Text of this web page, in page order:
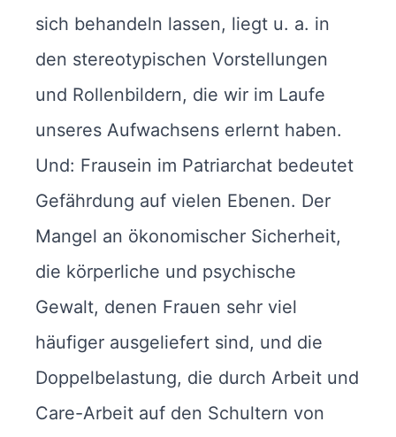
sich behandeln lassen, liegt u. a. in
den stereotypischen Vorstellungen
und Rollenbildern, die wir im Laufe
unseres Aufwachsens erlernt haben.
Und: Frausein im Patriarchat bedeutet
Gefährdung auf vielen Ebenen. Der
Mangel an ökonomischer Sicherheit,
die körperliche und psychische
Gewalt, denen Frauen sehr viel
häufiger ausgeliefert sind, und die
Doppelbelastung, die durch Arbeit und
Care-Arbeit auf den Schultern von